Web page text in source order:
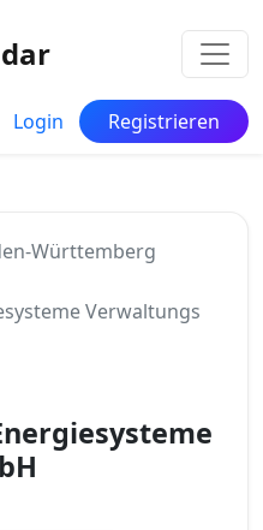
Login Registrieren
Württemberg
Verwaltungs